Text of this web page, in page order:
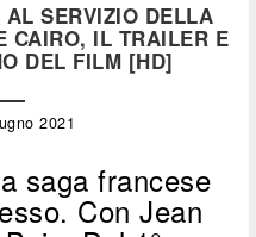
SERVIZIO DELLA
CAIRO, IL TRAILER E
DEL FILM [HD]
2021
saga francese
Con Jean